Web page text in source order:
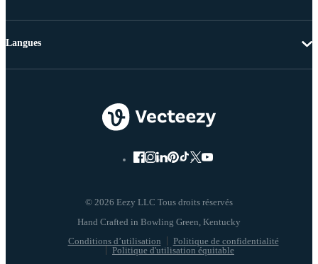
© 2026 Eezy LLC Tous droits réservés
Conditions d’utilisation
Politique de confidentialité
Politique d'utilisation équitable
Langues